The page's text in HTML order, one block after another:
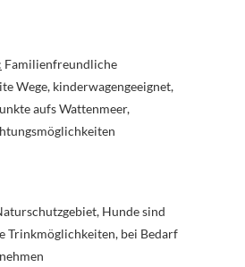
Familienfreundliche
Wege, kinderwagengeeignet,
aufs Wattenmeer,
Hunde sind
Trinkmöglichkeiten, bei Bedarf